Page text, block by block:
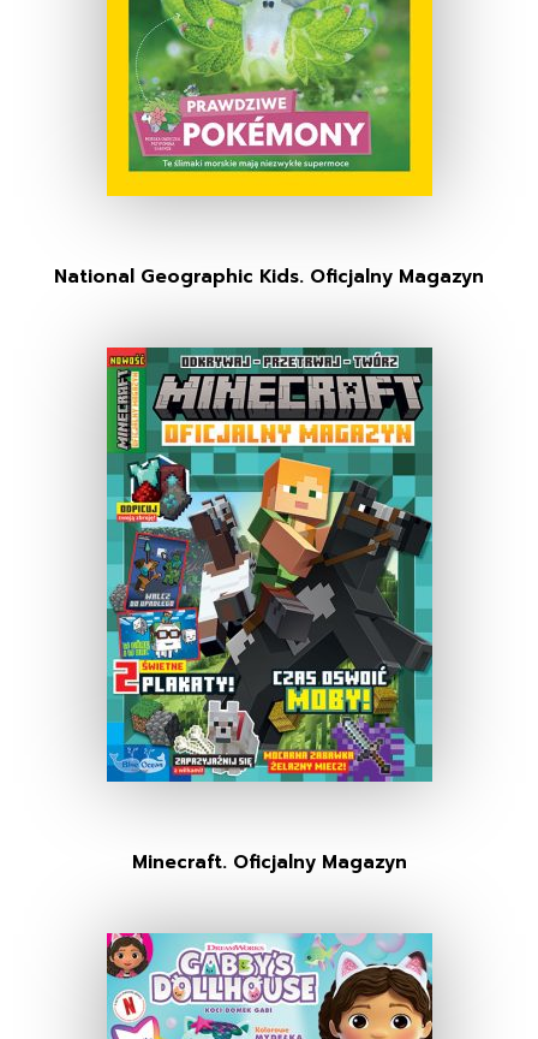
National Geographic Kids. Oficjalny Magazyn
Minecraft. Oficjalny Magazyn